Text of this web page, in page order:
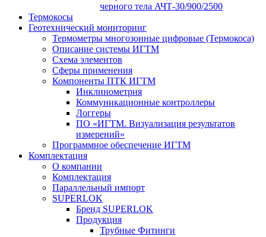
черного тела АЧТ-30/900/2500
Термокосы
Геотехнический мониторинг
Термометры многозонные цифровые (Термокоса)
Описание системы ИГТМ
Схема элементов
Сферы применения
Компоненты ПТК ИГТМ
Инклинометрия
Коммуникационные контроллеры
Логгеры
ПО «ИГТМ. Визуализация результатов
измерений»
Программное обеспечение ИГТМ
Комплектация
О компании
Комплектация
Параллельный импорт
SUPERLOK
Бренд SUPERLOK
Продукция
Трубные Фитинги